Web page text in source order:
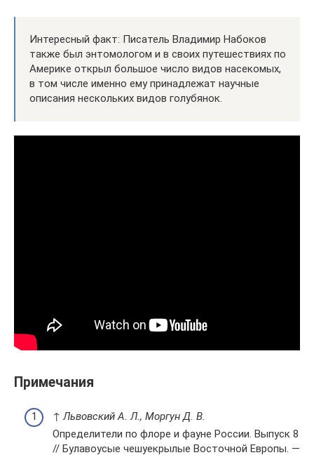
Интересный факт: Писатель Владимир Набоков
также был энтомологом и в своих путешествиях по
Америке открыл большое число видов насекомых,
в том числе именно ему принадлежат научные
описания нескольких видов голубянок.
Примечания
↑ Львовский А. Л., Моргун Д. В.
Определители по флоре и фауне России. Выпуск 8
// Булавоусые чешуекрылые Восточной Европы. —